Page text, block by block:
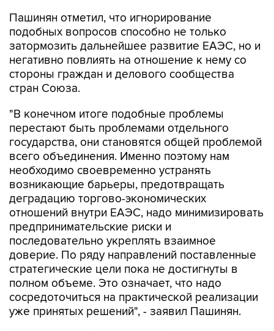
Пашинян отметил, что игнорирование
подобных вопросов способно не только
затормозить дальнейшее развитие ЕАЭС, но и
негативно повлиять на отношение к нему со
стороны граждан и делового сообщества
стран Союза.
"В конечном итоге подобные проблемы
перестают быть проблемами отдельного
государства, они становятся общей проблемой
всего объединения. Именно поэтому нам
необходимо своевременно устранять
возникающие барьеры, предотвращать
деградацию торгово-экономических
отношений внутри ЕАЭС, надо минимизировать
предпринимательские риски и
последовательно укреплять взаимное
доверие. По ряду направлений поставленные
стратегические цели пока не достигнуты в
полном объеме. Это означает, что надо
сосредоточиться на практической реализации
уже принятых решений", - заявил Пашинян.